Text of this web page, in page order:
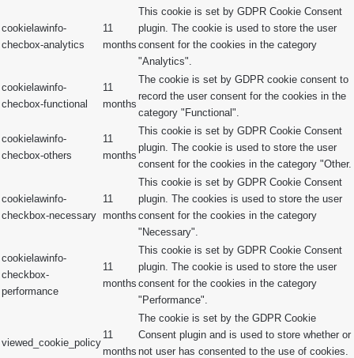
cookielawinfo-
checbox-analytics
11
months
This cookie is set by GDPR Cookie Consent
plugin. The cookie is used to store the user
consent for the cookies in the category
"Analytics".
cookielawinfo-
checbox-functional
11
months
The cookie is set by GDPR cookie consent to
record the user consent for the cookies in the
category "Functional".
cookielawinfo-
checbox-others
11
months
This cookie is set by GDPR Cookie Consent
plugin. The cookie is used to store the user
consent for the cookies in the category "Other.
cookielawinfo-
checkbox-necessary
11
months
This cookie is set by GDPR Cookie Consent
plugin. The cookies is used to store the user
consent for the cookies in the category
"Necessary".
cookielawinfo-
checkbox-
performance
11
months
This cookie is set by GDPR Cookie Consent
plugin. The cookie is used to store the user
consent for the cookies in the category
"Performance".
viewed_cookie_policy
11
months
The cookie is set by the GDPR Cookie
Consent plugin and is used to store whether or
not user has consented to the use of cookies.